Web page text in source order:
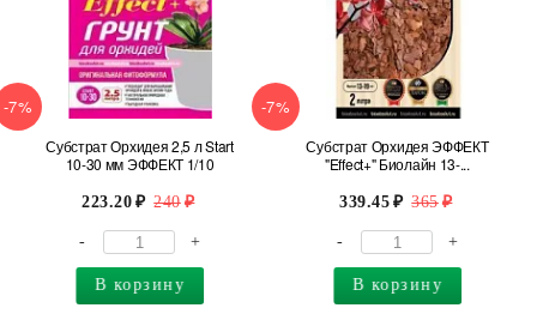
-7%
Субстрат Орхидея 2,5 л Start
10-30 мм ЭФФЕКТ 1/10
223.20 240
- +
В корзину
-7%
Субстрат Орхидея ЭФФЕКТ
"Effect+" Биолайн 13-...
339.45 365
- +
В корзину